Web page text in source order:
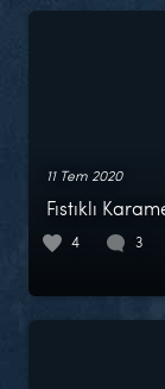
11 Tem 2020
Fıstıklı
4 3